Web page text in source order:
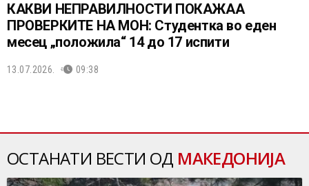
КАКВИ НЕПРАВИЛНОСТИ ПОКАЖАА
ПРОВЕРКИТЕ НА МОН: Студентка во еден
месец „положила“ 14 до 17 испити
13.07.2026. 09:38
ОСТАНАТИ ВЕСТИ ОД МАКЕДОНИЈА